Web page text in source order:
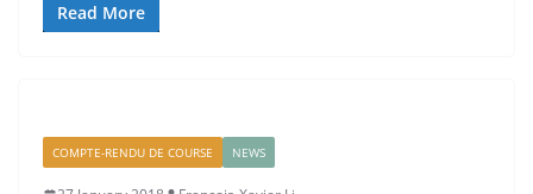
Read More
COMPTE-RENDU DE COURSE NEWS